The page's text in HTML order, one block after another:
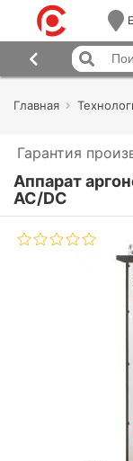
Главная
Гарантия
Аппарат
AC/DC